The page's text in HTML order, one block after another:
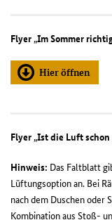
Flyer„Im Sommer
Hier öffnen
Flyer„Ist die Luft schon
Hinweis: Das Faltblatt
Lüftungsoption an. Bei
nach dem Duschen oder
Kombination aus Stoß-